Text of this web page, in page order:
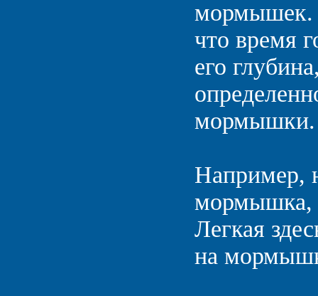
мормышек.
что время
его
мормышки.
Например,
мормышка,
Легкая
на